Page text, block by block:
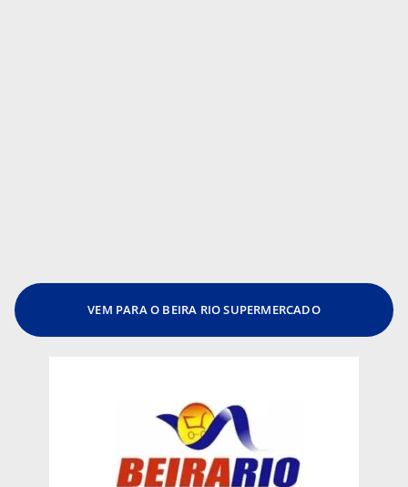
VEM PARA O BEIRA RIO SUPERMERCADO